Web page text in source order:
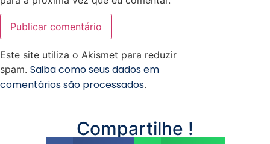
Este site utiliza o Akismet para reduzir
spam. Saiba como seus dados em
comentários são processados.
Compartilhe !